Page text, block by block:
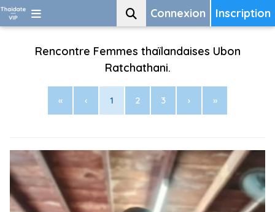
Inscription
Connexion
Rencontre Femmes thaïlandaises Ubon
Ratchathani.
« ‹ 1 2 3 › »